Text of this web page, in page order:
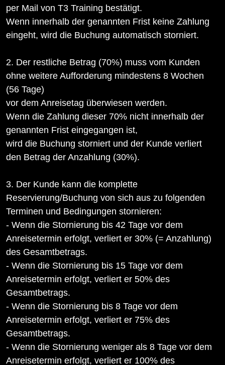
per Mail von T3 Training bestätigt.
Wenn innerhalb der genannten Frist keine Zahlung
eingeht, wird die Buchung automatisch storniert.
2. Der restliche Betrag (70%) muss vom Kunden
ohne weitere Aufforderung mindestens 8 Wochen
(56 Tage)
vor dem Anreisetag überwiesen werden.
Wenn die Zahlung dieser 70% nicht innerhalb der
genannten Frist eingegangen ist,
wird die Buchung storniert und der Kunde verliert
den Betrag der Anzahlung (30%).
3. Der Kunde kann die komplette
Reservierung/Buchung von sich aus zu folgenden
Terminen und Bedingungen stornieren:
- Wenn die Stornierung bis 42 Tage vor dem
Anreisetermin erfolgt, verliert er 30% (= Anzahlung)
des Gesamtbetrags.
- Wenn die Stornierung bis 15 Tage vor dem
Anreisetermin erfolgt, verliert er 50% des
Gesamtbetrags.
- Wenn die Stornierung bis 8 Tage vor dem
Anreisetermin erfolgt, verliert er 75% des
Gesamtbetrags.
- Wenn die Stornierung weniger als 8 Tage vor dem
Anreisetermin erfolgt, verliert er 100% des